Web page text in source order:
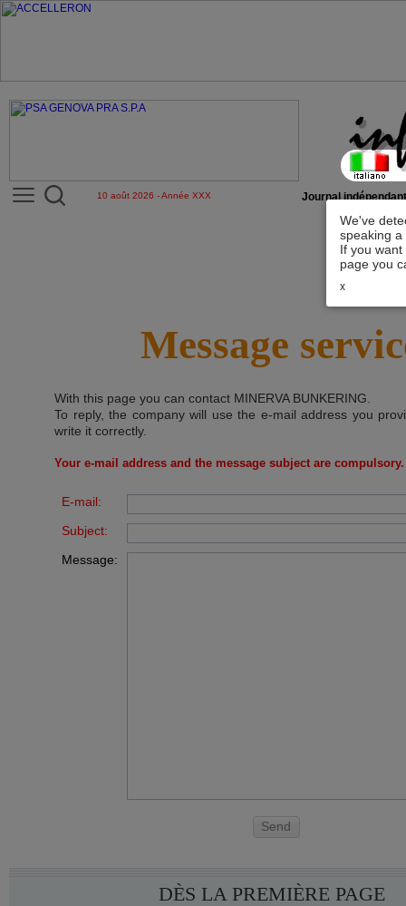
We've
speaking
If you
page you
x
10 août 2026 - Année XXX Journal
Message
With this page you can contact MINERVA BUNKERING
To reply, the company will use the e-mail address you
write it correctly.
Your e-mail address and the message subject are compulsory.
E-mail:
Subject:
Message:
Send
DÈS LA PREMIÈRE PAGE